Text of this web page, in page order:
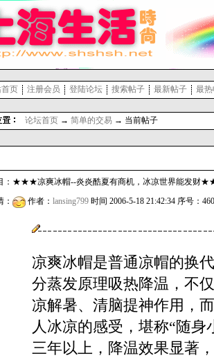
首页 注册会员 登陆论坛 搜索帖子 最新帖子 最
论坛首页 → 简单的交易 → 当前帖子
：★★★凉爽冰帽--炎炎酷夏有商机，冰凉世界能发财
： 作者： lansing799 时间 2006-5-18 21:42:34 序号：460
凉爽冰帽是普通凉帽的换
分蒸发原理吸热降温，不
凉解暑、清脑提神作用，
人冰凉的感受，堪称“随
三年以上，降温效果显著